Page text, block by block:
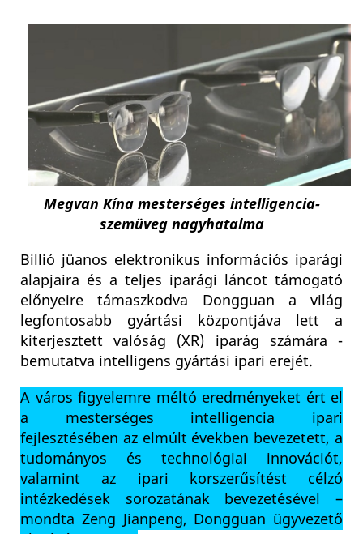
Megvan Kína mesterséges intelligencia-
szemüveg nagyhatalma
Billió jüanos elektronikus információs iparági
alapjaira és a teljes iparági láncot támogató
előnyeire támaszkodva Dongguan a világ
legfontosabb gyártási központjáva lett a
kiterjesztett valóság (XR) iparág számára -
bemutatva intelligens gyártási ipari erejét.
A város figyelemre méltó eredményeket ért el
a mesterséges intelligencia ipari
fejlesztésében az elmúlt években bevezetett, a
tudományos és technológiai innovációt,
valamint az ipari korszerűsítést célzó
intézkedések sorozatának bevezetésével –
mondta Zeng Jianpeng, Dongguan ügyvezető